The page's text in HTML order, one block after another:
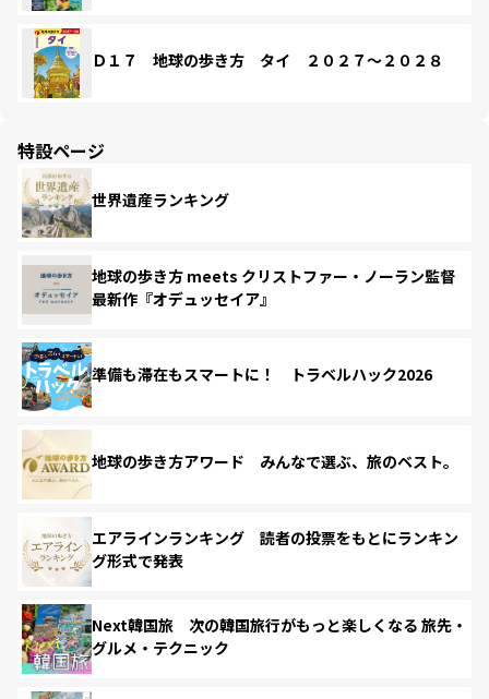
Ｄ１７ 地球の歩き方 タイ ２０２７～２０２８
特設ページ
世界遺産ランキング
地球の歩き方 meets クリストファー・ノーラン監督
最新作『オデュッセイア』
準備も滞在もスマートに！ トラベルハック2026
地球の歩き方アワード みんなで選ぶ、旅のベスト。
エアラインランキング 読者の投票をもとにランキン
グ形式で発表
Next韓国旅 次の韓国旅行がもっと楽しくなる 旅先・
グルメ・テクニック